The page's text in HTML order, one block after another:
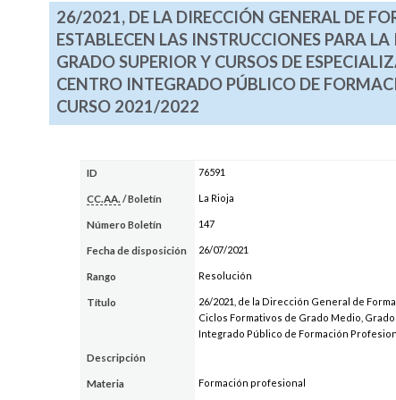
26/2021, DE LA DIRECCIÓN GENERAL DE
ESTABLECEN LAS INSTRUCCIONES PARA
GRADO SUPERIOR Y CURSOS DE
CENTRO INTEGRADO PÚBLICO DE
CURSO 2021/2022
ID 76591
CC.AA. / Boletín La Rioja
Número Boletín 147
Fecha de disposición 26/07/2021
Rango Resolución
Título
26/2021, de la Dirección General de
Ciclos Formativos de Grado Medio,
Integrado Público de Formación
Descripción
Materia Formación profesional